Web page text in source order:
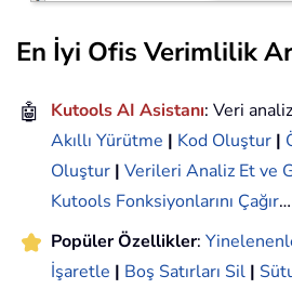
En İyi Ofis Verimlilik
🤖 Kutools AI Asistanı: Veri
Akıllı Yürütme | Kod Oluştur |
Oluştur | Verileri Analiz Et ve
Kutools Fonksiyonlarını Çağır…
Popüler Özellikler:
İşaretle | Boş Satırları Sil |